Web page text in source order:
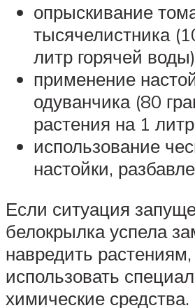
опрыскивание
тысячелистника
литр горячей
применение
одуванчика (80
растения на 1
использование
настойки,
Если ситуация
белокрылка успела
навредить
использовать
химические